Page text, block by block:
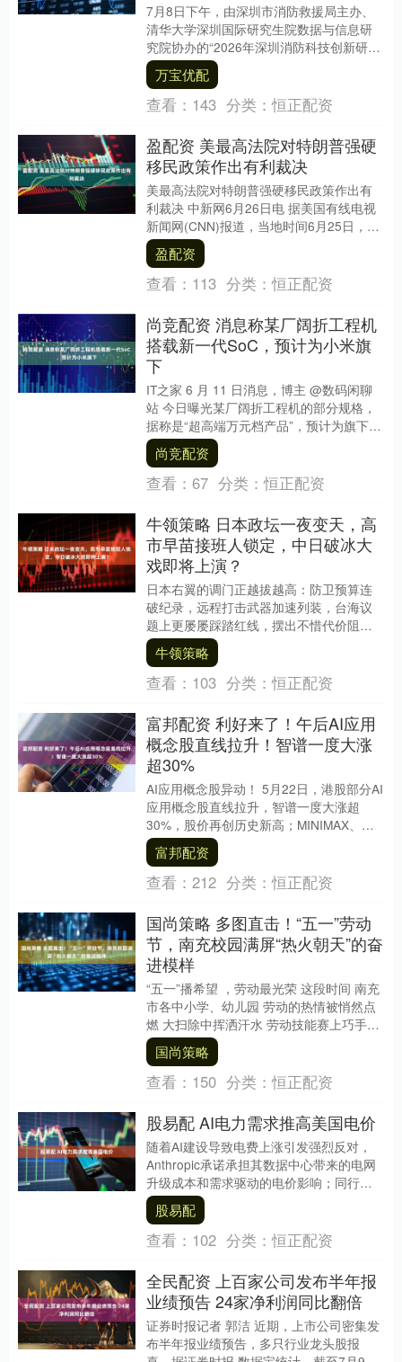
7月8日下午，由深圳市消防救援局主办、
清华大学深圳国际研究生院数据与信息研
究院协办的“2026年深圳消防科技创新研讨
活动”在该院成功举办。本次活动以“科技赋
能消....
万宝优配
查看： 143 分类：恒正配资
盈配资 美最高法院对特朗普强硬
移民政策作出有利裁决
美最高法院对特朗普强硬移民政策作出有
利裁决 中新网6月26日电 据美国有线电视
新闻网(CNN)报道，当地时间6月25日，美
国最高法院作出两项有关移民案件的关键
裁....
盈配资
查看： 113 分类：恒正配资
尚竞配资 消息称某厂阔折工程机
搭载新一代SoC，预计为小米旗
下
IT之家 6 月 11 日消息，博主 @数码闲聊
站 今日曝光某厂阔折工程机的部分规格，
据称是“超高端万元档产品”，预计为旗下新
品。 据其爆料，该机尺寸还是 7.....
尚竞配资
查看： 67 分类：恒正配资
牛领策略 日本政坛一夜变天，高
市早苗接班人锁定，中日破冰大
戏即将上演？
日本右翼的调门正越拔越高：防卫预算连
破纪录，远程打击武器加速列装，台海议
题上更屡屡踩踏红线，摆出不惜代价阻挠
中国统一的姿态。 北京方面早已点明，所
谓“和平国家”....
牛领策略
查看： 103 分类：恒正配资
富邦配资 利好来了！午后AI应用
概念股直线拉升！智谱一度大涨
超30%
AI应用概念股异动！ 5月22日，港股部分AI
应用概念股直线拉升，智谱一度大涨超
30%，股价再创历史新高；MINIMAX、滴
普科技、五一视界等纷纷大涨。 消息面....
富邦配资
查看： 212 分类：恒正配资
国尚策略 多图直击！“五一”劳动
节，南充校园满屏“热火朝天”的奋
进模样
“五一”播希望 ，劳动最光荣 这段时间 南充
市各中小学、幼儿园 劳动的热情被悄然点
燃 大扫除中挥洒汗水 劳动技能赛上巧手翻
飞 种植园里播下希望 欢声笑语与忙碌的....
国尚策略
查看： 150 分类：恒正配资
股易配 AI电力需求推高美国电价
随着AI建设导致电费上涨引发强烈反对，
Anthropic承诺承担其数据中心带来的电网
升级成本和需求驱动的电价影响；同行微
软（MSFT）和Meta（META）也提....
股易配
查看： 102 分类：恒正配资
全民配资 上百家公司发布半年报
业绩预告 24家净利润同比翻倍
证券时报记者 郭洁 近期，上市公司密集发
布半年报业绩预告，多只行业龙头股报